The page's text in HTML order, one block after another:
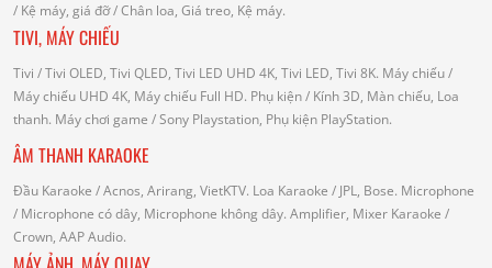
/ Kệ máy, giá đỡ/ Chân loa, Giá treo, Kệ máy.
TIVI, MÁY CHIẾU
Tivi / Tivi OLED, Tivi QLED, Tivi LED UHD 4K, Tivi LED, Tivi 8K. Máy chiếu/
Máy chiếu UHD 4K, Máy chiếu Full HD. Phụ kiện/ Kính 3D, Màn chiếu, Loa
thanh. Máy chơi game / Sony Playstation, Phụ kiện PlayStation.
ÂM THANH KARAOKE
Đầu Karaoke / Acnos, Arirang, VietKTV. Loa Karaoke / JPL, Bose. Microphone
/ Microphone có dây, Microphone không dây. Amplifier, Mixer Karaoke /
Crown, AAP Audio.